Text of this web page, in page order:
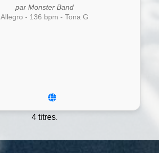
par Monster Band
Allegro - 136 bpm - Tona G
4 titres.